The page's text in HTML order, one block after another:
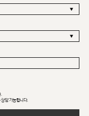
.
담 가능합니다.